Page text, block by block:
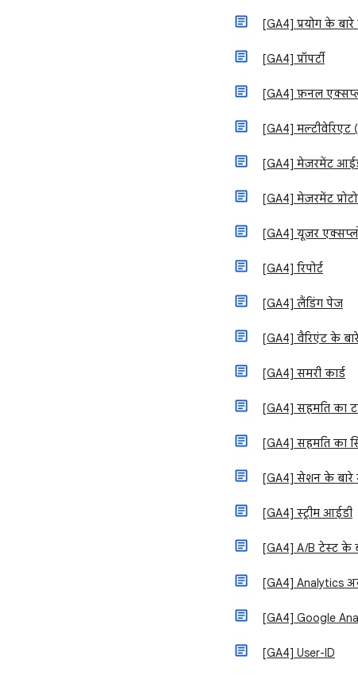
[GA4] प्रयोग के
[GA4] प्रॉपर्टी
[GA4] फ़नल
[GA4]
[GA4] मेज़रमेंट
[GA4] मेज़रमेंट
[GA4] यूज़र
[GA4] रिपोर्ट
[GA4] लैंडिंग पेज
[GA4] वैरिएंट के
[GA4] समरी कार्ड
[GA4] सहमति का
[GA4] सहमति का
[GA4] सेशन के बारे
[GA4] स्ट्रीम आईडी
[GA4] A/B टेस्ट के
[GA4] Analytics
[GA4] Google
[GA4] User-ID